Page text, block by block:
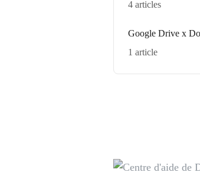
4 articles
Google Drive x
1 article